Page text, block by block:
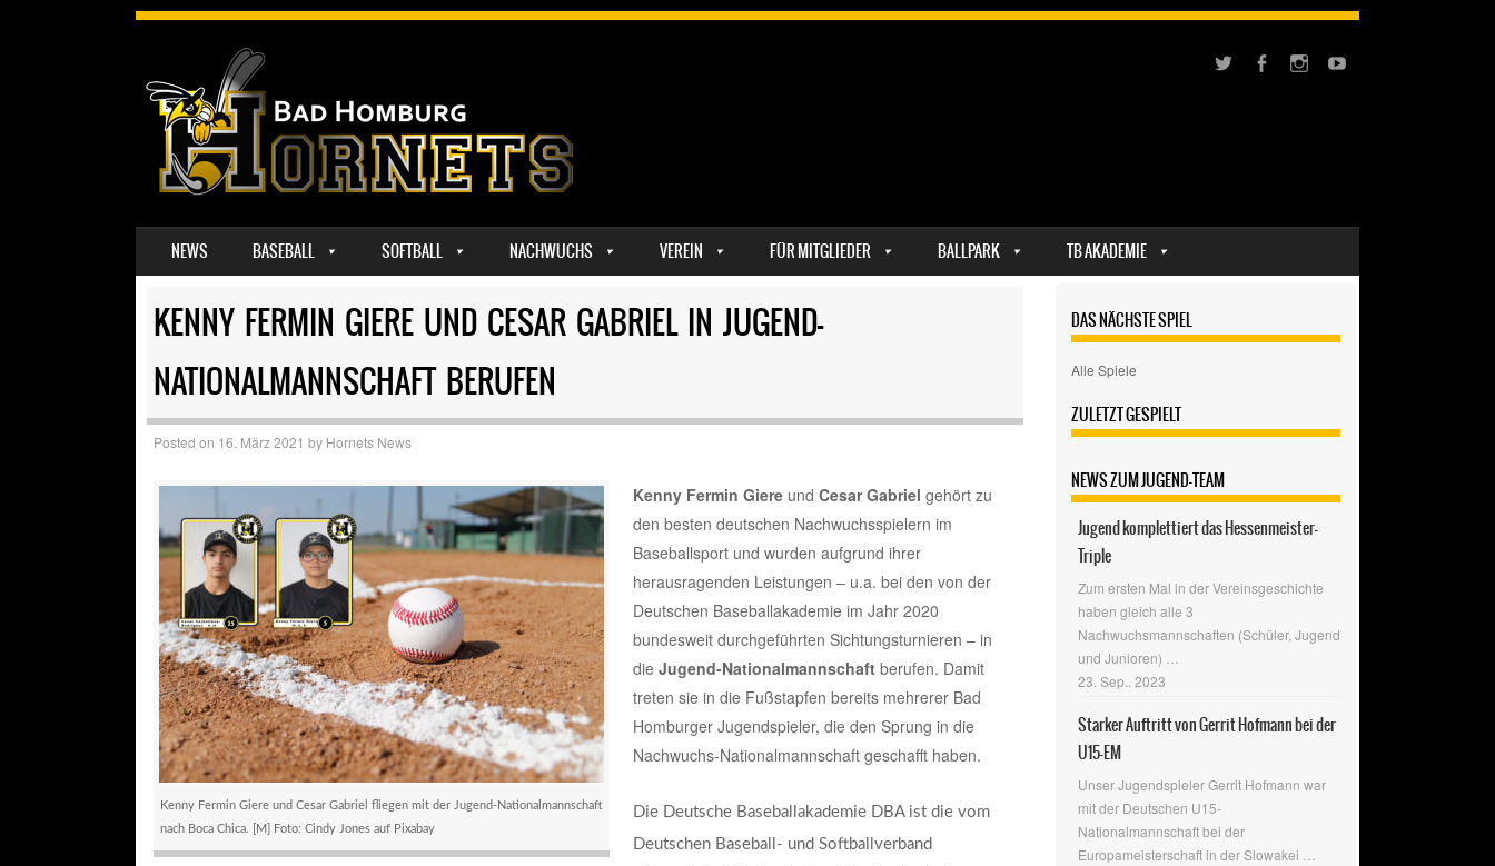
MENU
SKIP TO CONTENT
NEWS BASEBALL SOFTBALL NACHWUCHS VEREIN FÜR MITGLIEDER BALLPARK TB AKADEMIE
KENNY FERMIN GIERE UND CESAR GABRIEL IN JUGEND-
NATIONALMANNSCHAFT BERUFEN
Posted on 16. März 2021 by Hornets News
Kenny Fermin Giere und Cesar Gabriel fliegen mit der Jugend-Nationalmannschaft
nach Boca Chica. [M] Foto: Cindy Jones auf Pixabay
Kenny Fermin Giereund Cesar Gabriel gehört zu
den besten deutschen Nachwuchsspielern im
Baseballsport und wurden aufgrund ihrer
herausragenden Leistungen – u.a. bei den von der
Deutschen Baseballakademie im Jahr 2020
bundesweit durchgeführten Sichtungsturnieren – in
die Jugend-Nationalmannschaftberufen. Damit
treten sie in die Fußstapfen bereits mehrerer Bad
Homburger Jugendspieler, die den Sprung in die
Nachwuchs-Nationalmannschaft geschafft haben.
Die Deutsche Baseballakademie DBA ist die vom
Deutschen Baseball- und Softballverband
DAS NÄCHSTE SPIEL
Alle Spiele
ZULETZT GESPIELT
NEWS ZUM JUGEND-TEAM
Jugend komplettiert das Hessenmeister-
Triple
Zum ersten Mal in der Vereinsgeschichte
haben gleich alle 3
Nachwuchsmannschaften (Schüler, Jugend
und Junioren)
23. Sep.. 2023
Starker Auftritt von Gerrit Hofmann bei der
U15-EM
Unser Jugendspieler Gerrit Hofmann war
mit der Deutschen U15-
Nationalmannschaft bei der
Europameisterschaft in der Slowakei